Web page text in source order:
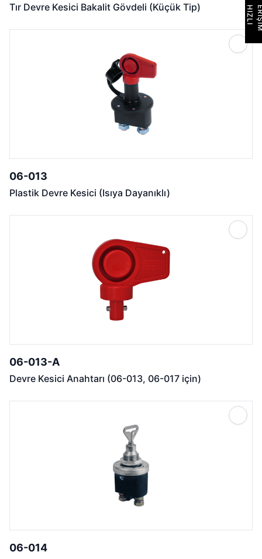
Tır Devre Kesici Bakalit Gövdeli (Küçük Tip)
06-013
Plastik Devre Kesici (Isıya Dayanıklı)
06-013-A
Devre Kesici Anahtarı (06-013, 06-017 için)
06-014
H
I
Z
L
I
E
R
İ
Ş
İ
M